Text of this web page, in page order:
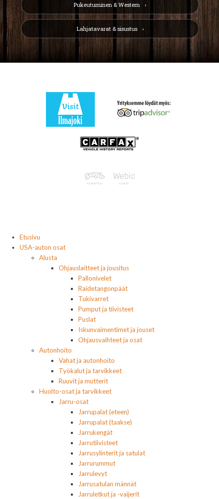
Pukeutuminen & Western
Lahjatavarat & sisustus
Etusivu
USA-auton osat
Alusta
Ohjauslaitteet ja jousitus
Pallonivelet
Raidetangonpäät
Tukivarret
Pumput ja tiivisteet
Puslat
Iskunvaimentimet ja jouset
Ohjausvaihteet ja osat
Autonhoito
Vahat ja autonhoito
Työkalut ja tarvikkeet
Ruuvit ja mutterit
Huolto-osat ja tarvikkeet
Jarru-osat
Jarrupalat (eteen)
Jarrupalat (taakse)
Jarrukengät
Jarrutiivisteet
Jarrusylinterit ja satulat
Jarrurummut
Jarrulevyt
Jarrusatulan männät
Jarruletkut ja -vaijerit